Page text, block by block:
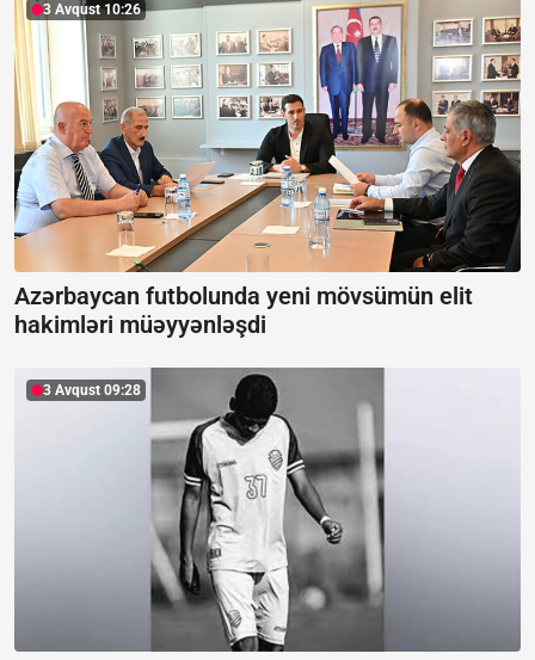
3 Avqust 10:26
Azərbaycan futbolunda yeni mövsümün elit
hakimləri müəyyənləşdi
3 Avqust 09:28